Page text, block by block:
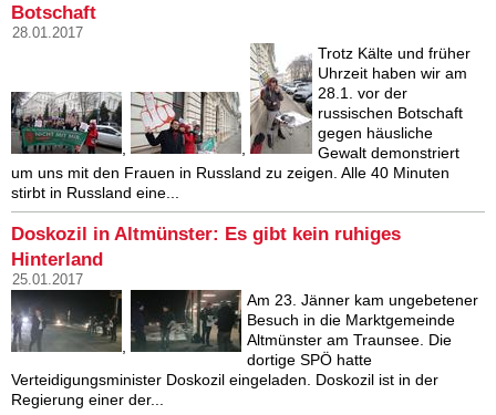
Botschaft
28.01.2017
Trotz Kälte und früher
Uhrzeit haben wir am
28.1. vor der
russischen Botschaft
gegen häusliche
Gewalt demonstriert
um uns mit den Frauen in Russland zu zeigen. Alle 40 Minuten
stirbt in Russland eine...
Doskozil in Altmünster: Es gibt kein ruhiges
Hinterland
25.01.2017
Am 23. Jänner kam ungebetener
Besuch in die Marktgemeinde
Altmünster am Traunsee. Die
dortige SPÖ hatte
Verteidigungsminister Doskozil eingeladen. Doskozil ist in der
Regierung einer der...